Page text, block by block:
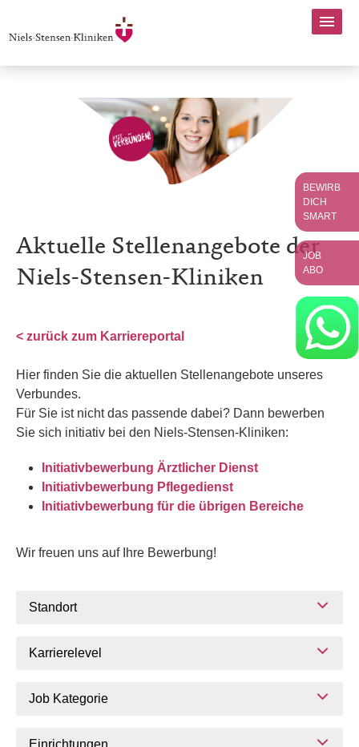
Aktuelle Stellenangebote der
Niels-Stensen-Kliniken
< zurück zum Karriereportal
Hier finden Sie die aktuellen Stellenangebote unseres
Verbundes.
Für Sie ist nicht das passende dabei? Dann bewerben
Sie sich initiativ bei den Niels-Stensen-Kliniken:
Initiativbewerbung Ärztlicher Dienst
Initiativbewerbung Pflegedienst
Initiativbewerbung für die übrigen Bereiche
Wir freuen uns auf Ihre Bewerbung!
Standort
Karrierelevel
Job Kategorie
Einrichtungen
BEWIRB
DICH
SMART
JOB
ABO